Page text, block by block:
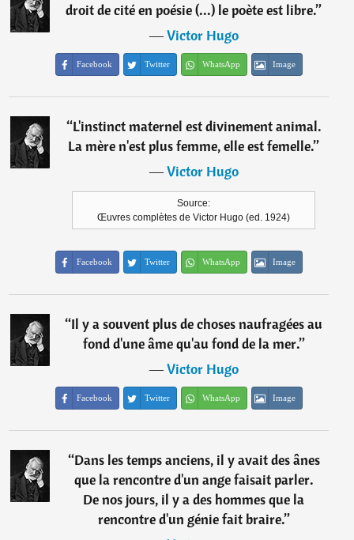
droit de cité en poésie (...) le poète est libre.”
―Victor Hugo
Facebook Twitter WhatsApp Image
“L'instinct maternel est divinement animal.
La mère n'est plus femme, elle est femelle.”
―Victor Hugo
Source:
Œuvres complètes de Victor Hugo (ed. 1924)
Facebook Twitter WhatsApp Image
“Il y a souvent plus de choses naufragées au
fond d'une âme qu'au fond de la mer.”
―Victor Hugo
Facebook Twitter WhatsApp Image
“Dans les temps anciens, il y avait des ânes
que la rencontre d'un ange faisait parler.
De nos jours, il y a des hommes que la
rencontre d'un génie fait braire.”